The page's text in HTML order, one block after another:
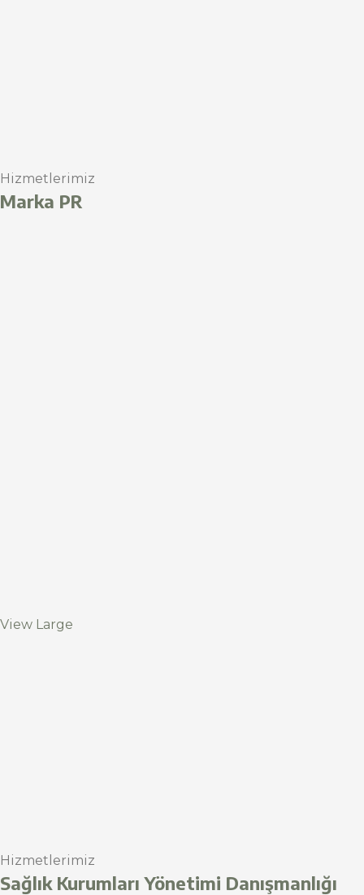
Hizmetlerimiz
Marka PR
View Large
Hizmetlerimiz
Sağlık Kurumları Yönetimi Danışmanlığı